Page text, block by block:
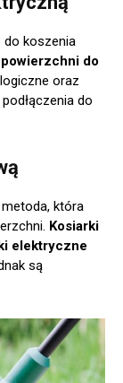
do koszenia
do
oraz
do
która
Kosiarki
elektryczne
są